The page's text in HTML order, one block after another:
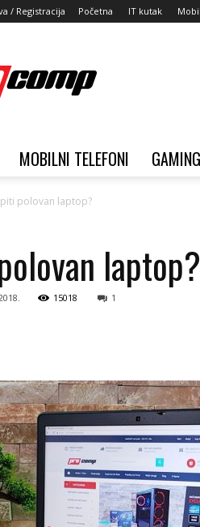
/ Registracija Početna IT kutak
MOBILNI TELEFONI GAMING
polovan laptop?
laptop?
15018 1